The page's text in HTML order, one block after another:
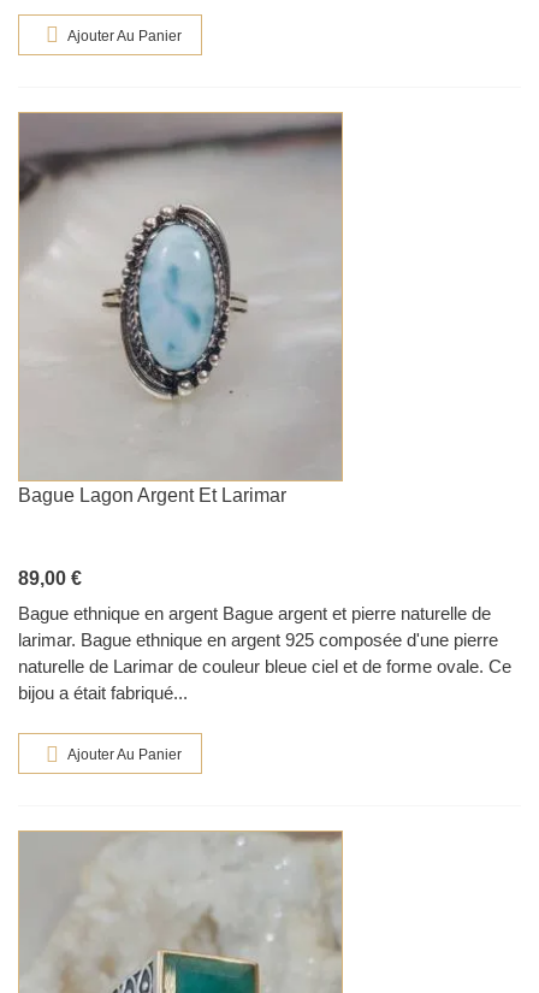
Ajouter Au Panier
Bague Lagon Argent Et Larimar
89,00 €
Bague ethnique en argent Bague argent et pierre naturelle de
larimar. Bague ethnique en argent 925 composée d'une pierre
naturelle de Larimar de couleur bleue ciel et de forme ovale. Ce
bijou a était fabriqué...
Ajouter Au Panier